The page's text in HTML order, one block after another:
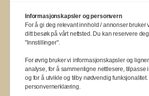
BALLADE — NORGES
a
aaa
a
Informasjonskapsler og personvern
For å gi deg relevant innhold / annonser bruker
ditt besøk på vårt nettsted. Du kan reservere
"Innstillinger".
For øvrig bruker vi informasjonskapsler og
analyse, for å sammenligne nettlesere, tilpasse
og for å utvikle og tilby nødvendig
personvernerklæring.